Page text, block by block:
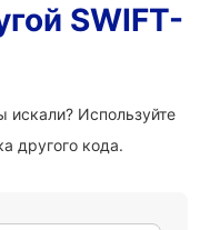
SWIFT-
искали? Используйте
другого кода.